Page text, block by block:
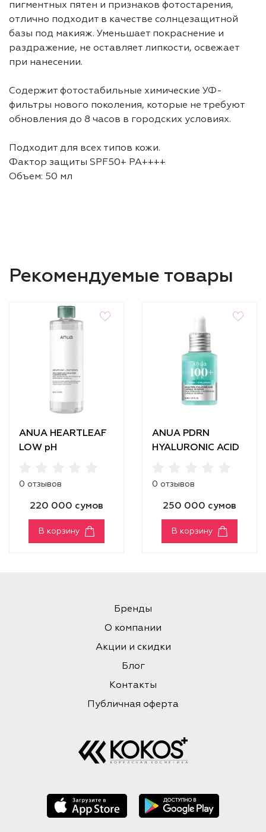
пигментных пятен и признаков фотостарения,
отлично подходит в качестве солнцезащитной
базы под макияж. Уменьшает покраснение и
раздражение, не оставляет липкости, освежает
при нанесении.
Содержит фотостабильные химические УФ-
фильтры нового поколения, которые не требуют
обновления до 8 часов в городских условиях.
Подходит для всех типов кожи.
Фактор защиты SPF50+ PA++++
Объем: 50 мл
Рекомендуемые товары
ANUA HEARTLEAF
LOW pH
0 отзывов
220 000 сумов
В корзину
ANUA PDRN
HYALURONIC ACID
0 отзывов
250 000 сумов
В корзину
Бренды
О компании
Акции и скидки
Блог
Контакты
Публичная оферта